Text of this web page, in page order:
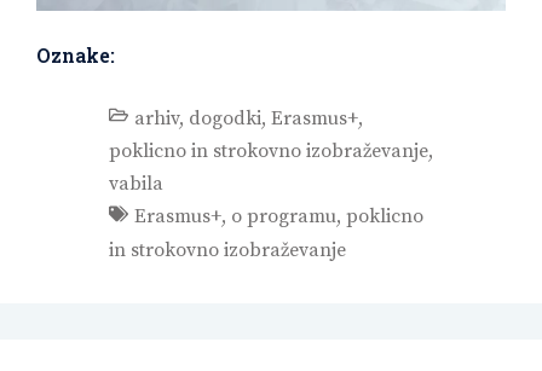
Oznake:
arhiv, dogodki, Erasmus+,
poklicno in strokovno izobraževanje,
vabila
Erasmus+, o programu, poklicno
in strokovno izobraževanje